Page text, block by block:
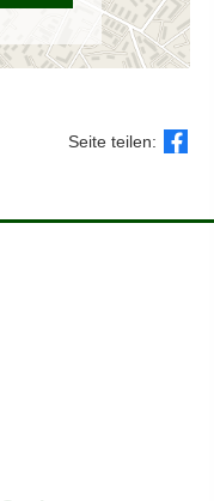
Seite teilen: